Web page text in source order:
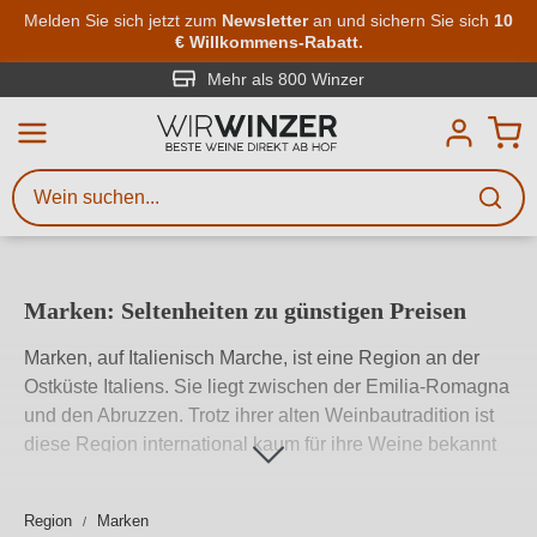
Zum Hauptinhalt springen
Melden Sie sich jetzt zum Newsletteran und sichern Sie sich 10
€ Willkommens-Rabatt.
Mehr als 800 Winzer
Marken: Seltenheiten zu günstigen Preisen
Marken, auf Italienisch Marche, ist eine Region an der
Ostküste Italiens. Sie liegt zwischen der Emilia-Romagna
und den Abruzzen. Trotz ihrer alten Weinbautradition ist
diese Region international kaum für ihre Weine bekannt
25.000 Hektar Rebfläche jedes Jahr rund 760.000
Region Marken
Weinsuche
Mindestens 3 Zeichen eingeben
Beschreiben Sie, welchen Wein
Sie suchen – ob nach Geschmack,
Kriterien.